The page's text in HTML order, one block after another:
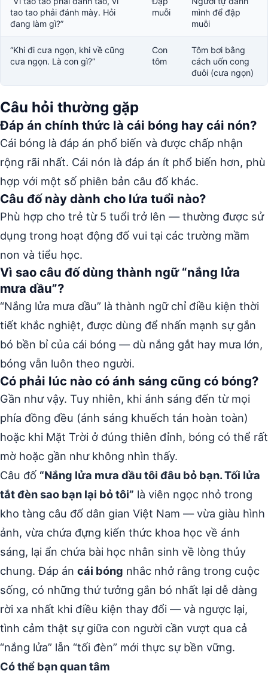
tao tao phải đánh mày. Hỏi
đang làm gì?”
muỗi
mình để đập
muỗi
“Khi đi cưa ngọn, khi về cũng
cưa ngọn. Là con gì?”
Con
tôm
Tôm bơi bằng
cách uốn cong
đuôi (cưa ngọn)
Câu hỏi thường gặp
Đáp án chính thức là cái bóng hay cái nón?
Cái bóng là đáp án phổ biến và được chấp nhận
rộng rãi nhất. Cái nón là đáp án ít phổ biến hơn, phù
hợp với một số phiên bản câu đố khác.
Câu đố này dành cho lứa tuổi nào?
Phù hợp cho trẻ từ 5 tuổi trở lên — thường được sử
dụng trong hoạt động đố vui tại các trường mầm
non và tiểu học.
Vì sao câu đố dùng thành ngữ “nắng lửa
mưa dầu”?
“Nắng lửa mưa dầu” là thành ngữ chỉ điều kiện thời
tiết khắc nghiệt, được dùng để nhấn mạnh sự gắn
bó bền bỉ của cái bóng — dù nắng gắt hay mưa lớn,
bóng vẫn luôn theo người.
Có phải lúc nào có ánh sáng cũng có bóng?
Gần như vậy. Tuy nhiên, khi ánh sáng đến từ mọi
phía đồng đều (ánh sáng khuếch tán hoàn toàn)
hoặc khi Mặt Trời ở đúng thiên đỉnh, bóng có thể rất
mờ hoặc gần như không nhìn thấy.
Câu đố “Nắng lửa mưa dầu tôi đâu bỏ bạn. Tối lửa
tắt đèn sao bạn lại bỏ tôi” là viên ngọc nhỏ trong
kho tàng câu đố dân gian Việt Nam — vừa giàu hình
ảnh, vừa chứa đựng kiến thức khoa học về ánh
sáng, lại ẩn chứa bài học nhân sinh về lòng thủy
chung. Đáp án cái bóng nhắc nhở rằng trong cuộc
sống, có những thứ tưởng gắn bó nhất lại dễ dàng
rời xa nhất khi điều kiện thay đổi — và ngược lại,
tình cảm thật sự giữa con người cần vượt qua cả
“nắng lửa” lẫn “tối đèn” mới thực sự bền vững.
Có thể bạn quan tâm